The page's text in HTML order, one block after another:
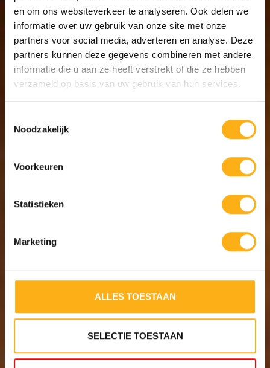
en om ons websiteverkeer te analyseren. Ook delen we
informatie over uw gebruik van onze site met onze
partners voor social media, adverteren en analyse. Deze
partners kunnen deze gegevens combineren met andere
informatie die u aan ze heeft verstrekt of die ze hebben
verzameld op basis van uw gebruik van hun services.
Noodzakelijk
Voorkeuren
Statistieken
Marketing
ALLES TOESTAAN
SELECTIE TOESTAAN
STEEL/
4
TWIN